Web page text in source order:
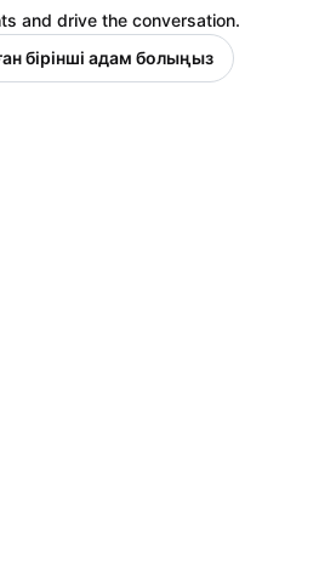
and drive the conversation.
бірінші адам болыңыз